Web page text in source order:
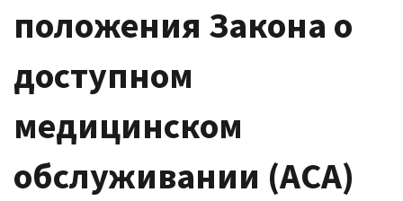
положения Закона о
доступном
медицинском
обслуживании (АСА)